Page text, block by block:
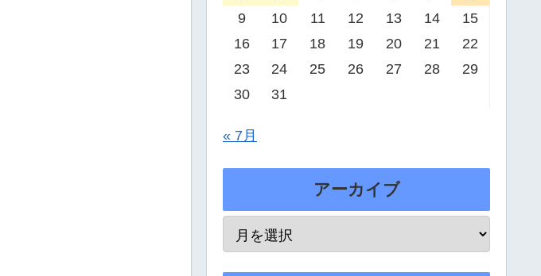
9
10 11 12 13 14
15
16
17 18 19 20 21
22
23
24 25 26 27 28
29
30
31
« 7月
アーカイブ